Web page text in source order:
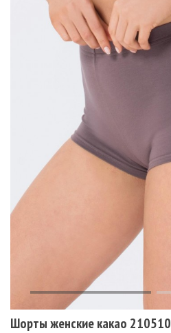
Шорты женские какао 210510